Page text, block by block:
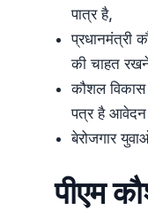
पात्र है,
प्रधानमंत्री
की चाहत रखने
कौशल विकास
पत्र है आवेदन
बेरोजगार
पीएम